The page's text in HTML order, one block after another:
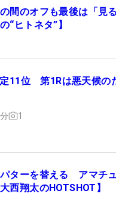
間のオフも最後は「見
“ヒトネタ”】
11位 第1Rは悪天候の
1
ターを替える アマチ
西翔太のHOTSHOT】